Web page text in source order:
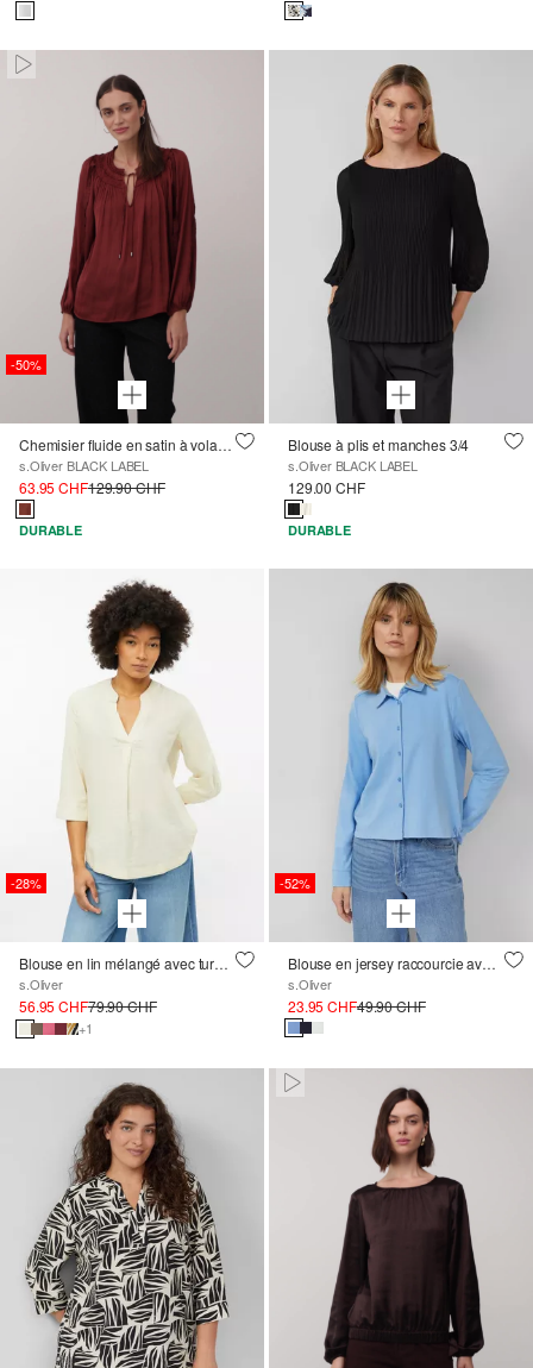
Paused • Muted
-50%
Chemisier fluide en satin à volants
s.Oliver BLACK LABEL
63.95 CHF129.90 CHF
DURABLE
Blouse à plis et manches 3/4
s.Oliver BLACK LABEL
129.00 CHF
DURABLE
-28%
Blouse en lin mélangé avec turn-up
s.Oliver
56.95 CHF79.90 CHF
+1
-52%
Blouse en jersey raccourcie avec élastique à l'arrière
s.Oliver
23.95 CHF49.90 CHF
Paused • Muted